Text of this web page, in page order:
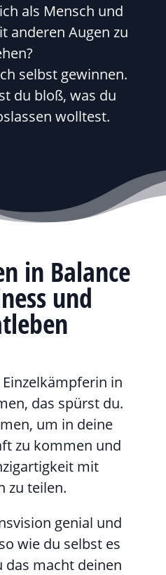
als Mensch und
anderen Augen zu
selbst gewinnen.
du bloß, was du
wolltest.
in Balance
und
in
das spürst du.
um in deine
zu kommen und
mit
zu teilen.
genial und
wie du selbst es
das macht deinen